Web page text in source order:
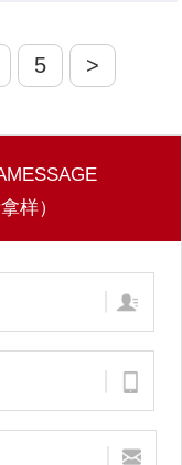
5 >
样）